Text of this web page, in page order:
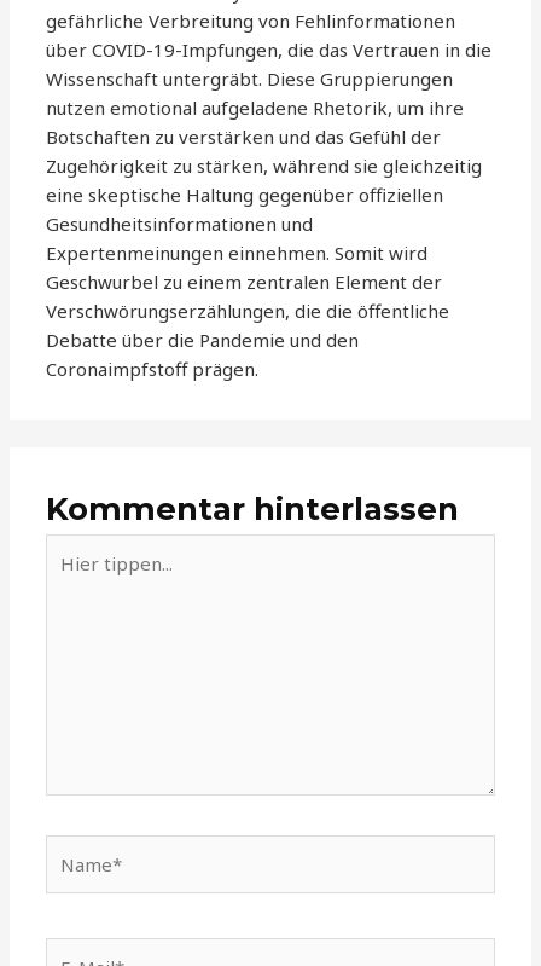
gefährliche Verbreitung von Fehlinformationen
über COVID-19-Impfungen, die das Vertrauen in die
Wissenschaft untergräbt. Diese Gruppierungen
nutzen emotional aufgeladene Rhetorik, um ihre
Botschaften zu verstärken und das Gefühl der
Zugehörigkeit zu stärken, während sie gleichzeitig
eine skeptische Haltung gegenüber offiziellen
Gesundheitsinformationen und
Expertenmeinungen einnehmen. Somit wird
Geschwurbel zu einem zentralen Element der
Verschwörungserzählungen, die die öffentliche
Debatte über die Pandemie und den
Coronaimpfstoff prägen.
Kommentar hinterlassen
tippen...